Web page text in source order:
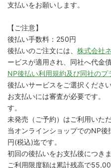
支払いをお願いします。
【ご注意】
後払い手数料：250円
後払いのご注文には、 株式会社
ービスが適用され、同社へ代金
NP後払い利用規約及び同社のプ
後払いサービスをご選択ください
お支払いには審査が必要です。
す。
未発売（ご予約）はご利用いただ
当オンラインショップでのNP
円(税込)迄です。
初回の後払いをお支払後につき
ご利用限度額は累計残高で